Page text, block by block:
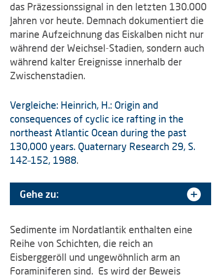
das Präzessionssignal in den letzten 130.000
Jahren vor heute. Demnach dokumentiert die
marine Aufzeichnung das Eiskalben nicht nur
während der Weichsel-Stadien, sondern auch
während kalter Ereignisse innerhalb der
Zwischenstadien.
Vergleiche: Heinrich, H.: Origin and
consequences of cyclic ice rafting in the
northeast Atlantic Ocean during the past
130,000 years. Quaternary Research 29, S.
142–152, 1988.
Gehe zu:
Sedimente im Nordatlantik enthalten eine
Reihe von Schichten, die reich an
Eisberggeröll und ungewöhnlich arm an
Foraminiferen sind. Es wird der Beweis